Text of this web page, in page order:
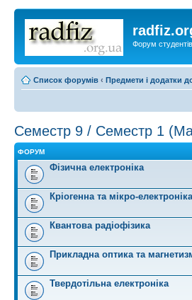
Форум
Список форумів ‹ Предмети і додатки
Семестр 9 / Семестр 1
ФОРУМ
Фізична електроніка
Кріогенна та мікро-електроніка
Квантова радіофізика
Прикладна оптика та
Твердотільна електроніка